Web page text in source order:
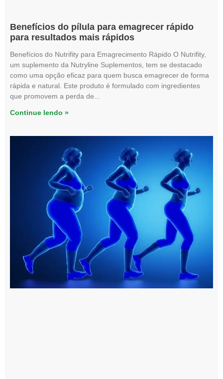
Benefícios do pílula para emagrecer rápido
para resultados mais rápidos
Benefícios do Nutrifity para Emagrecimento Rápido O Nutrifity,
um suplemento da Nutryline Suplementos, tem se destacado
como uma opção eficaz para quem busca emagrecer de forma
rápida e natural. Este produto é formulado com ingredientes
que promovem a perda de
Continue lendo »